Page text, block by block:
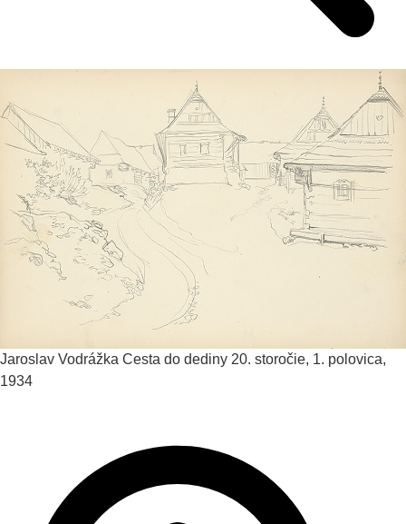
Jaroslav Vodrážka Cesta do dediny 20. storočie, 1. polovica,
1934